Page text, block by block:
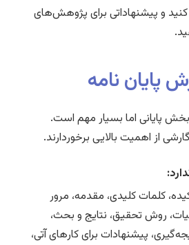
کنید و پیشنهاداتی برای پژوهش‌های
پایانی اما بسیار مهم است.
از اهمیت بالایی برخوردارند.
کلمات کلیدی، مقدمه، مرور
روش تحقیق، نتایج و بحث،
پیشنهادات برای کارهای آتی،